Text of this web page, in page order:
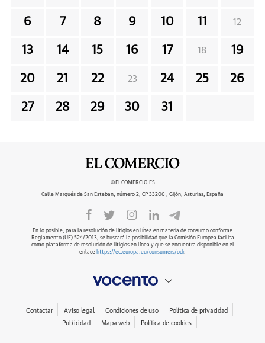
6 7 8 9 10 11 12
13 14 15 16 17 18 19
20 21 22 23 24 25 26
27 28 29 30 31
©ELCOMERCIO.ES
Calle Marqués de San Esteban, número 2, CP 33206 , Gijón, Asturias, España
En lo posible, para la resolución de litigios en línea en materia de consumo conforme
Reglamento (UE) 524/2013, se buscará la posibilidad que la Comisión Europea facilita
como plataforma de resolución de litigios en línea y que se encuentra disponible en el
enlace https://ec.europa.eu/consumers/odr.
Contactar Aviso legal Condiciones de uso
Política de privacidad
Publicidad
Mapa web Política de cookies